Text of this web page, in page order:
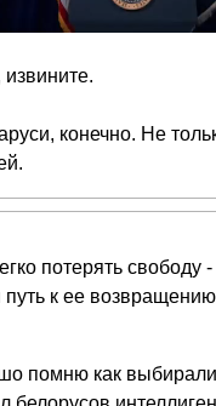
конечно. Не
потерять свободу -
путь к ее
помню как